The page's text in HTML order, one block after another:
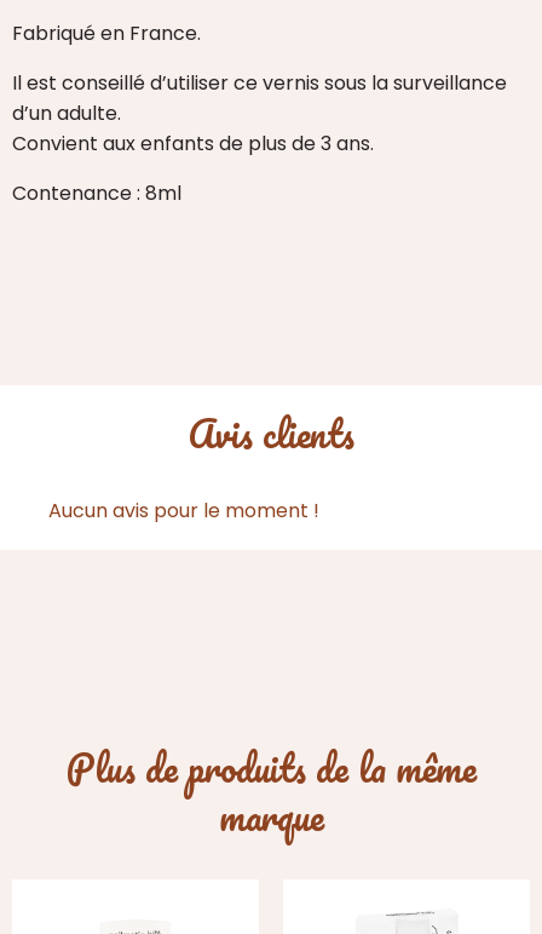
Fabriqué en France.
Il est conseillé d’utiliser ce vernis sous la surveillance
d’un adulte.
Convient aux enfants de plus de 3 ans.
Contenance : 8ml
Avis clients
Aucun avis pour le moment !
Plus de produits de la même
marque